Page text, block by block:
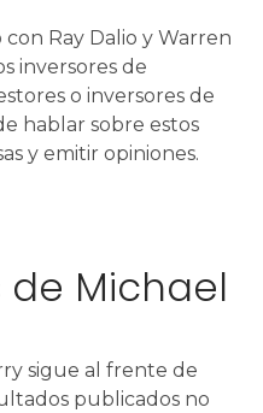
Ray Dalio y Warren
inversores de
o inversores de
hablar sobre estos
y emitir opiniones.
de Michael
sigue al frente de
publicados no